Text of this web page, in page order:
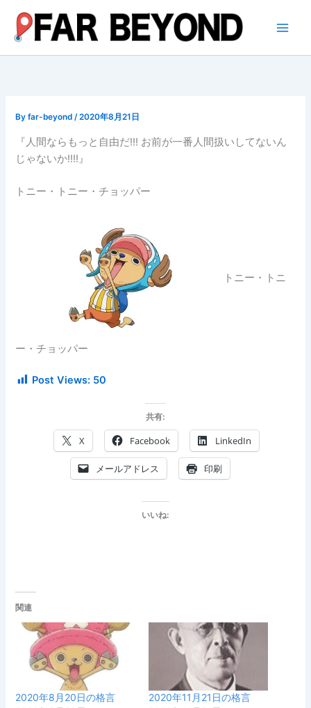
ス
Byfar-beyond/2020年8月21日
『人間ならもっと自由だ!!! お前が一番人間扱いしてないん
じゃないか!!!!』
トニー・トニー・チョッパー
トニー・トニ
ー・チョッパー
Post Views: 50
共有:
X Facebook LinkedIn
メールアドレス 印刷
いいね:
関連
2020年8月20日の格言
2020年11月21日の格言